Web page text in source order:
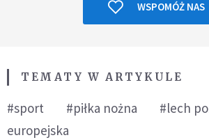
WSPOMÓŻ NAS
TEMATY W ARTYKULE
#sport #piłka nożna #lech
europejska